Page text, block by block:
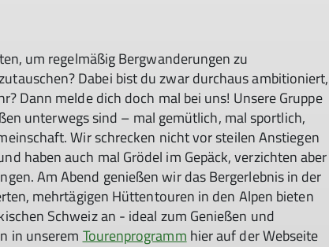
um regelmäßig Bergwanderungen zu
Dabei bist du zwar durchaus ambitioniert,
Dann melde dich doch mal bei uns! Unsere Gruppe
unterwegs sind – mal gemütlich, mal sportlich,
Wir schrecken nicht vor steilen Anstiegen
haben auch mal Grödel im Gepäck, verzichten aber
Am Abend genießen wir das Bergerlebnis in der
mehrtägigen Hüttentouren in den Alpen bieten
Schweiz an - ideal zum Genießen und
in unserem Tourenprogramm hier auf der Webseite